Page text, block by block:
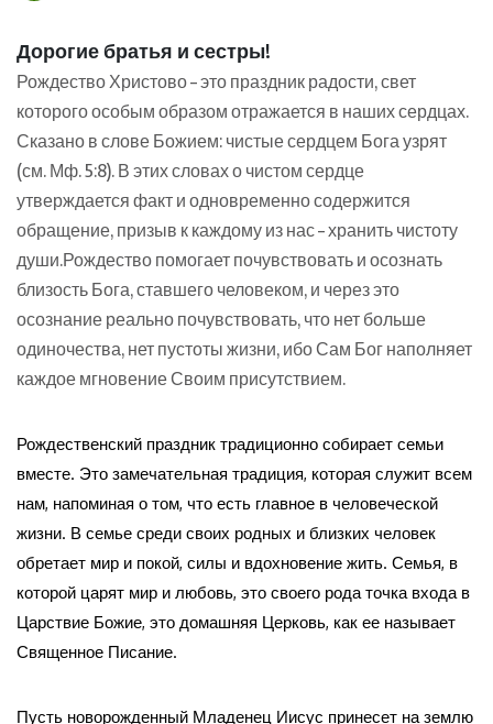
Дорогие братья и сестры!
Рождество Христово – это праздник радости, свет
которого особым образом отражается в наших сердцах.
Сказано в слове Божием: чистые сердцем Бога узрят
(см. Мф. 5:8). В этих словах о чистом сердце
утверждается факт и одновременно содержится
обращение, призыв к каждому из нас – хранить чистоту
души.Рождество помогает почувствовать и осознать
близость Бога, ставшего человеком, и через это
осознание реально почувствовать, что нет больше
одиночества, нет пустоты жизни, ибо Сам Бог наполняет
каждое мгновение Своим присутствием.
Рождественский праздник традиционно собирает семьи
вместе. Это замечательная традиция, которая служит всем
нам, напоминая о том, что есть главное в человеческой
жизни. В семье среди своих родных и близких человек
обретает мир и покой, силы и вдохновение жить. Семья, в
которой царят мир и любовь, это своего рода точка входа в
Царствие Божие, это домашняя Церковь, как ее называет
Священное Писание.
Пусть новорожденный Младенец Иисус принесет на землю